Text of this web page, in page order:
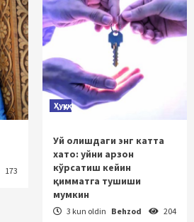
173
Ҳуқуқ
Уй олишдаги энг катта
хато: уйни арзон
кўрсатиш кейин
қимматга тушиши
мумкин
3 kun oldin Behzod 204